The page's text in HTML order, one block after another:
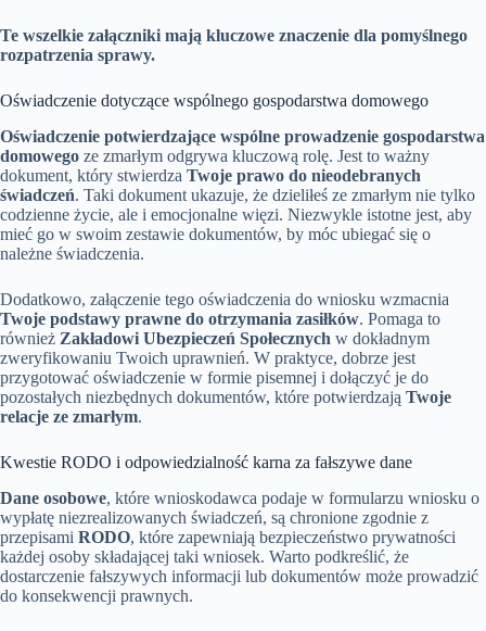
Te wszelkie załączniki mają kluczowe znaczenie dla pomyślnego
rozpatrzenia sprawy.
Oświadczenie dotyczące wspólnego gospodarstwa domowego
Oświadczenie potwierdzające wspólne prowadzenie gospodarstwa
domowego ze zmarłym odgrywa kluczową rolę. Jest to ważny
dokument, który stwierdza Twoje prawo do nieodebranych
świadczeń. Taki dokument ukazuje, że dzieliłeś ze zmarłym nie tylko
codzienne życie, ale i emocjonalne więzi. Niezwykle istotne jest, aby
mieć go w swoim zestawie dokumentów, by móc ubiegać się o
należne świadczenia.
Dodatkowo, załączenie tego oświadczenia do wniosku wzmacnia
Twoje podstawy prawne do otrzymania zasiłków. Pomaga to
również Zakładowi Ubezpieczeń Społecznych w dokładnym
zweryfikowaniu Twoich uprawnień. W praktyce, dobrze jest
przygotować oświadczenie w formie pisemnej i dołączyć je do
pozostałych niezbędnych dokumentów, które potwierdzają Twoje
relacje ze zmarłym.
Kwestie RODO i odpowiedzialność karna za fałszywe dane
Dane osobowe, które wnioskodawca podaje w formularzu wniosku o
wypłatę niezrealizowanych świadczeń, są chronione zgodnie z
przepisami RODO, które zapewniają bezpieczeństwo prywatności
każdej osoby składającej taki wniosek. Warto podkreślić, że
dostarczenie fałszywych informacji lub dokumentów może prowadzić
do konsekwencji prawnych.